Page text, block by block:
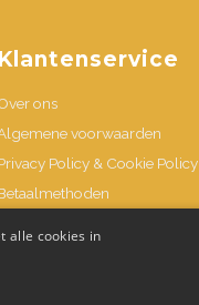
Klantenservice
ons
voorwaarden
Policy & Cookie Policy
alle cookies in